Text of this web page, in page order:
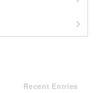
Recent Entries